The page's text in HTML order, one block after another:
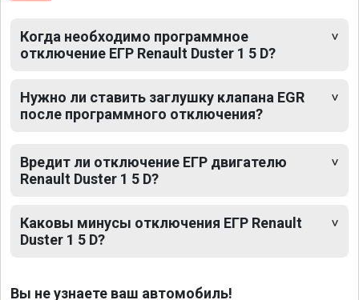
Когда необходимо программное
отключение ЕГР Renault Duster 1 5 D?
Нужно ли ставить заглушку клапана EGR
после программного отключения?
Вредит ли отключение ЕГР двигателю
Renault Duster 1 5 D?
Каковы минусы отключения ЕГР Renault
Duster 1 5 D?
Вы не узнаете ваш автомобиль!